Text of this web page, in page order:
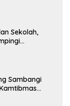
Sekolah,
Sambangi